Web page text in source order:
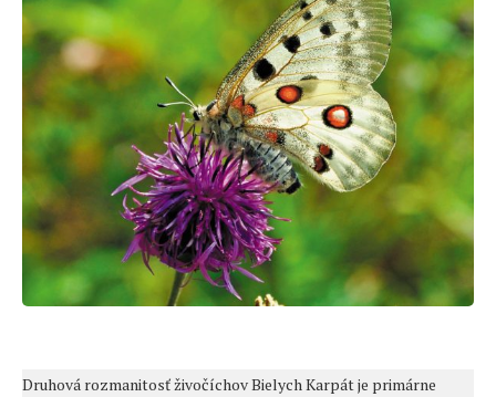
Druhová rozmanitosť živočíchov Bielych Karpát je primárne